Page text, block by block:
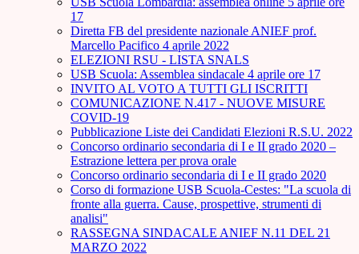
17
Diretta FB del presidente nazionale ANIEF prof.
Marcello Pacifico 4 aprile 2022
ELEZIONI RSU - LISTA SNALS
USB Scuola: Assemblea sindacale 4 aprile ore 17
INVITO AL VOTO A TUTTI GLI ISCRITTI
COMUNICAZIONE N.417 - NUOVE MISURE
COVID-19
Pubblicazione Liste dei Candidati Elezioni R.S.U. 2022
Concorso ordinario secondaria di I e II grado 2020 –
Estrazione lettera per prova orale
Concorso ordinario secondaria di I e II grado 2020
Corso di formazione USB Scuola-Cestes: "La scuola di
fronte alla guerra. Cause, prospettive, strumenti di
analisi"
RASSEGNA SINDACALE ANIEF N.11 DEL 21
MARZO 2022